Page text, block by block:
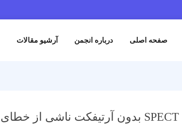
صفحه اصلی درباره انجمن آرشیو مقالات